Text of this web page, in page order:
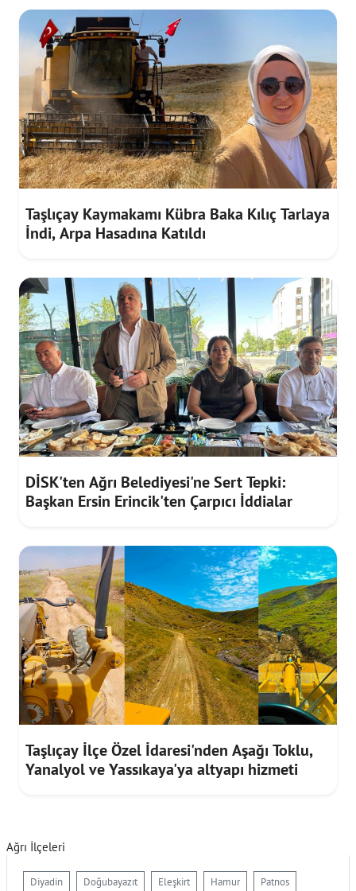
Taşlıçay Kaymakamı Kübra Baka Kılıç Tarlaya
İndi, Arpa Hasadına Katıldı
DİSK'ten Ağrı Belediyesi'ne Sert Tepki:
Başkan Ersin Erincik'ten Çarpıcı İddialar
Taşlıçay İlçe Özel İdaresi'nden Aşağı Toklu,
Yanalyol ve Yassıkaya'ya altyapı hizmeti
Ağrı İlçeleri
Diyadin Doğubayazıt Eleşkirt Hamur Patnos